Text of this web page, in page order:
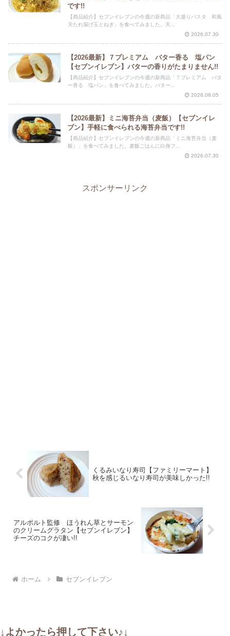
です!!
【商品紹介】セブンイレブンの今週の新商品「大盛りパスタ 和風
天たれ揚げ玉とねぎ」を食べてみました。天...
2026.07.30
【2026最新】７プレミアム バター香る 塩パン
【セブンイレブン】バターの香りがたまりません!!
【商品紹介】セブンイレブンの今週の新商品「７プレミアム バタ
ー香る 塩パン」を食べてみました。バター...
2026.08.05
【2026最新】ミニ海苔弁当（麦飯）【セブンイレ
ブン】手軽に食べられる海苔弁当です!!
【商品紹介】セブンイレブンの今週の新商品「ミニ海苔弁当（麦
飯）」を食べてみました。麦飯ごはんに白身フ...
2026.07.30
スポンサーリンク
くるみいなり寿司【ファミリーマート】
秋を感じるいなり寿司が美味しかった!!
アルポルト監修 ほうれん草とサーモン
のクリームグラタン【セブンイレブン】
チーズのコクが凄い!!
ホーム セブンイレブン
↓よかったら押して下さい♪↓